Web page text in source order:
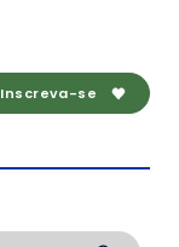
Inscreva-se